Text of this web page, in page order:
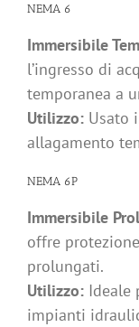
NEMA 6
Immersibile
l’ingresso di
temporanea a
Utilizzo: Usato
allagamento
NEMA 6P
Immersibile
offre
prolungati.
Utilizzo: Ideale
impianti